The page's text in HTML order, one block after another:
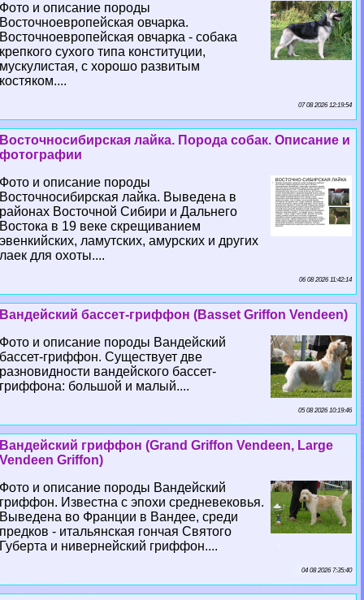
Фото и описание породы
Восточноевропейская овчарка.
Восточноевропейская овчарка - собака
крепкого сухого типа конституции,
мускулистая, с хорошо развитым
костяком....
07 08 2026 12:19:54
Восточносибирская лайка. Порода собак. Описание и
фотографии
Фото и описание породы
Восточносибирская лайка. Выведена в
районах Восточной Сибири и Дальнего
Востока в 19 веке скрещиванием
эвенкийских, ламутских, амурских и других
лаек для охоты....
06 08 2026 11:42:14
Вандейский бассет-гриффон (Basset Griffon Vendeen)
Фото и описание породы Вандейский
бассет-гриффон. Существует две
разновидности вандейского бассет-
гриффона: большой и малый....
05 08 2026 10:19:46
Вандейский гриффон (Grand Griffon Vendeen, Large
Vendeen Griffon)
Фото и описание породы Вандейский
гриффон. Известна с эпохи средневековья.
Выведена во Франции в Вандее, среди
предков - итальянская гончая Святого
Губерта и нивернейский гриффон....
04 08 2026 7:35:40